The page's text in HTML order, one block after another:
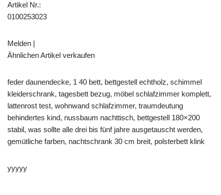
Artikel Nr.:
0100253023
Melden |
Ähnlichen Artikel verkaufen
feder daunendecke, 1 40 bett, bettgestell echtholz, schimmel
kleiderschrank, tagesbett bezug, möbel schlafzimmer komplett,
lattenrost test, wohnwand schlafzimmer, traumdeutung
behindertes kind, nussbaum nachttisch, bettgestell 180×200
stabil, was sollte alle drei bis fünf jahre ausgetauscht werden,
gemütliche farben, nachtschrank 30 cm breit, polsterbett klink
yyyyy